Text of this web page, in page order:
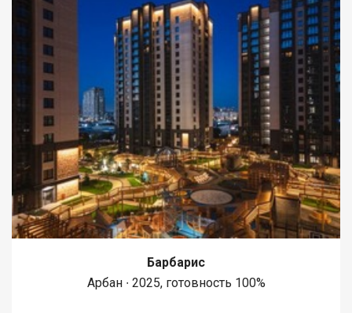
Барбарис
Арбан ∙ 2025, готовность 100%